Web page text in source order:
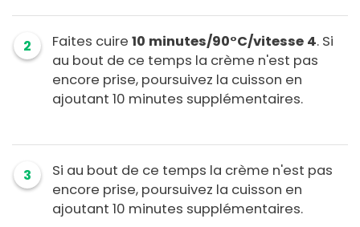
2 Faites cuire 10 minutes/90°C/vitesse 4. Si
au bout de ce temps la crème n'est pas
encore prise, poursuivez la cuisson en
ajoutant 10 minutes supplémentaires.
3
Si au bout de ce temps la crème n'est pas
encore prise, poursuivez la cuisson en
ajoutant 10 minutes supplémentaires.